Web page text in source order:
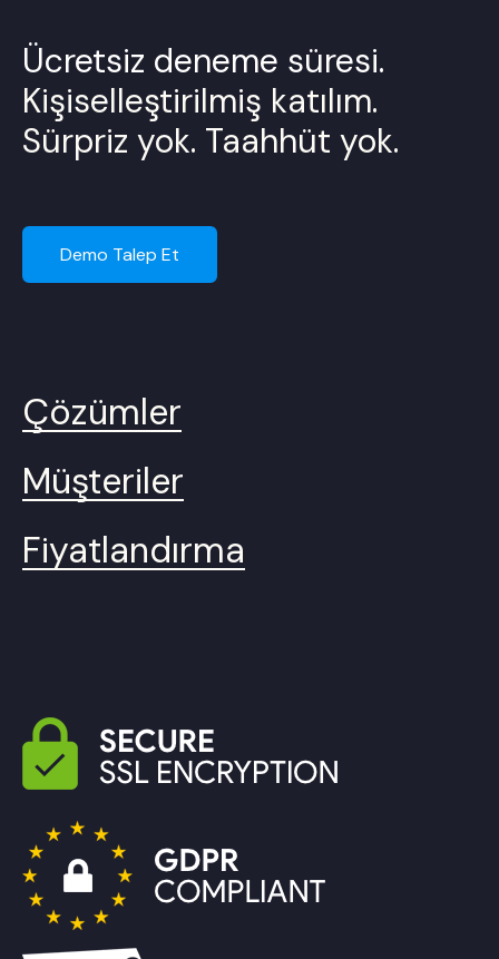
Ücretsiz deneme süresi.
Kişiselleştirilmiş katılım.
Sürpriz yok. Taahhüt yok.
Demo Talep Et
Çözümler
Müşteriler
Fiyatlandırma